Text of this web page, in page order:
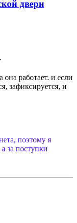
двери
работает. и если
зафиксируется, и
поэтому я
за поступки